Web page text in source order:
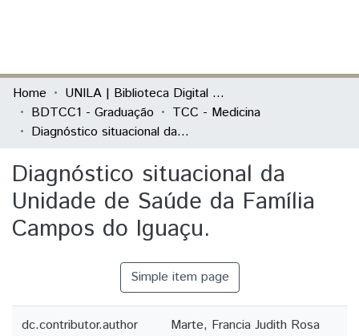
Communities & Collections
All of DSpace
Home
UNILA | Biblioteca Digital de Trabalhos de Conclusão de Curso
BDTCC1 - Graduação
TCC - Medicina
Diagnóstico situacional da Unidade de Saúde da Família Campos do Iguaçu.
Diagnóstico situacional da
Unidade de Saúde da Família
Campos do Iguaçu.
Simple item page
dc.contributor.author Marte, Francia Judith Rosa